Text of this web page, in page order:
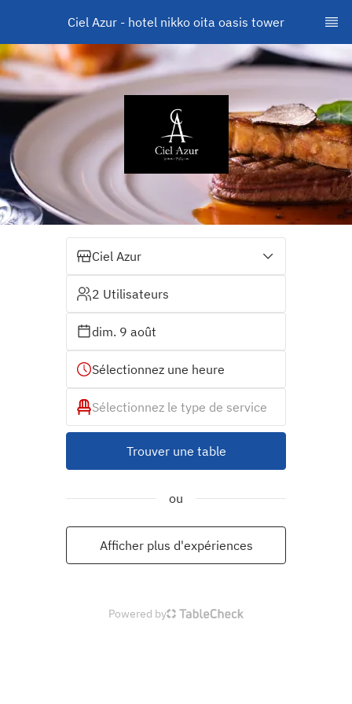
Ciel Azur - hotel nikko oita oasis tower
Ciel Azur
2 Utilisateurs
dim. 9 août
Sélectionnez une heure
Sélectionnez le type de service
Trouver une table
ou
Afficher plus d'expériences
Powered by